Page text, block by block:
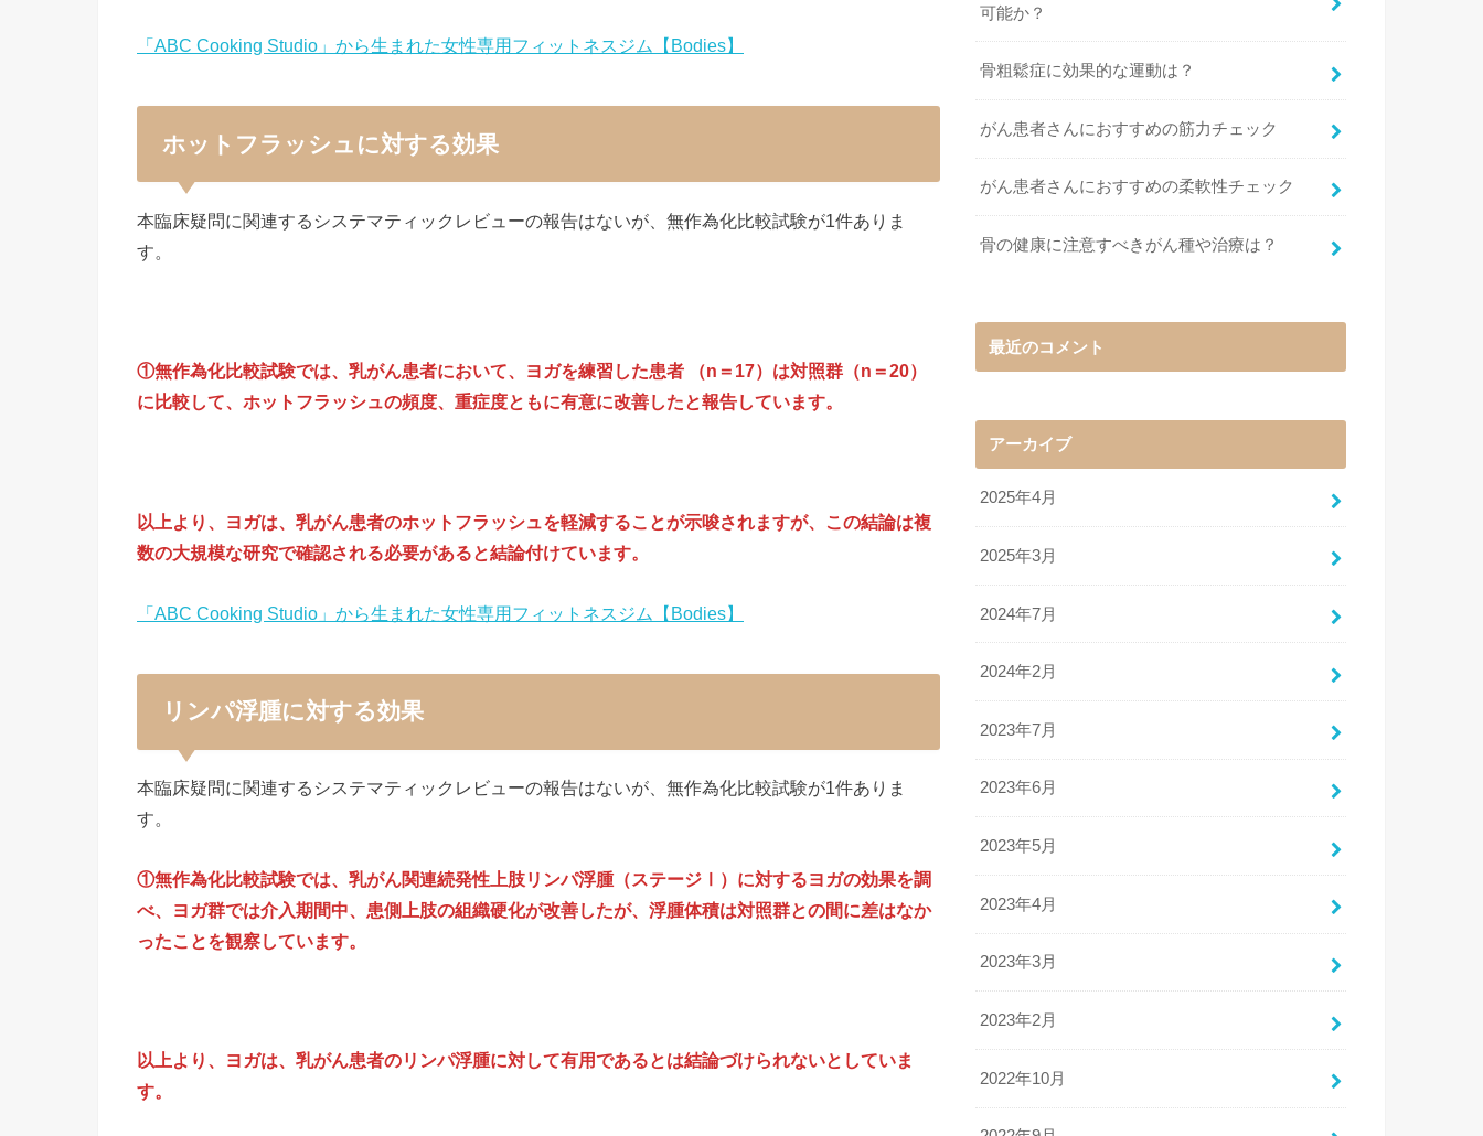
「ABC Cooking Studio」から生まれた女性専用フィットネスジム【Bodies】
ホットフラッシュに対する効果
本臨床疑問に関連するシステマティックレビューの報告はないが、無作為化比較試験が1件ありま
す。
①無作為化比較試験では、乳がん患者において、ヨガを練習した患者 （n＝17）は対照群（n＝20）
に比較して、ホットフラッシュの頻度、重症度ともに有意に改善したと報告しています。
以上より、ヨガは、乳がん患者のホットフラッシュを軽減することが示唆されますが、この結論は複
数の大規模な研究で確認される必要があると結論付けています。
「ABC Cooking Studio」から生まれた女性専用フィットネスジム【Bodies】
リンパ浮腫に対する効果
本臨床疑問に関連するシステマティックレビューの報告はないが、無作為化比較試験が1件ありま
す。
①無作為化比較試験では、乳がん関連続発性上肢リンパ浮腫（ステージⅠ）に対するヨガの効果を調
べ、ヨガ群では介入期間中、患側上肢の組織硬化が改善したが、浮腫体積は対照群との間に差はなか
ったことを観察しています。
以上より、ヨガは、乳がん患者のリンパ浮腫に対して有用であるとは結論づけられないとしていま
す。
可能か？
骨粗鬆症に効果的な運動は？
がん患者さんにおすすめの筋力チェック
がん患者さんにおすすめの柔軟性チェック
骨の健康に注意すべきがん種や治療は？
最近のコメント
アーカイブ
2025年4月
2025年3月
2024年7月
2024年2月
2023年7月
2023年6月
2023年5月
2023年4月
2023年3月
2023年2月
2022年10月